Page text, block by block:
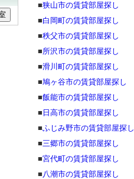
■狭山市の賃貸部屋探し
■白岡町の賃貸部屋探し
■秩父市の賃貸部屋探し
■所沢市の賃貸部屋探し
■滑川町の賃貸部屋探し
■鳩ヶ谷市の賃貸部屋探し
■飯能市の賃貸部屋探し
■ 日高市の賃貸部屋探し
■ふじみ野市の賃貸部屋探し
■三郷市の賃貸部屋探し
■宮代町の賃貸部屋探し
■八潮市の賃貸部屋探し